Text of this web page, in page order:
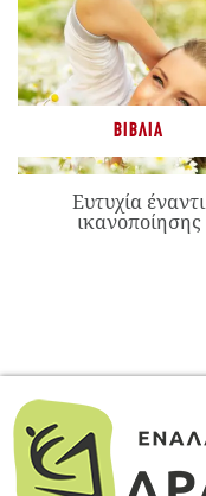
ΒΙΒΛΊΑ
Ευτυχία έναντι
ικανοποίησης